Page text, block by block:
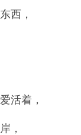
西，
活着，
，